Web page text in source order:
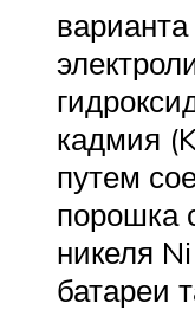
кадмия
путем
порошка
никеля
батареи